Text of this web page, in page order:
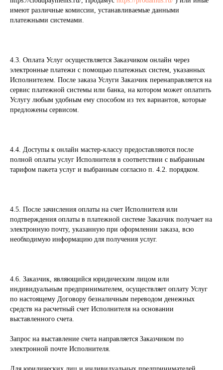
имеют различные комиссии, устанавливаемые данными
платежными системами.
4.3. Оплата Услуг осуществляется Заказчиком онлайн через
электронные платежи с помощью платежных систем, указанных
Исполнителем. После заказа Услуги Заказчик перенаправляется на
сервис платежной системы или банка, на котором может оплатить
Услугу любым удобным ему способом из тех вариантов, которые
предложены сервисом.
4.4. Доступы к онлайн мастер-классу предоставляются после
полной оплаты услуг Исполнителя в соответствии с выбранным
тарифом пакета услуг и выбранным согласно п. 4.2. порядком.
4.5. После зачисления оплаты на счет Исполнителя или
подтверждения оплаты в платежной системе Заказчик получает на
электронную почту, указанную при оформлении заказа, всю
необходимую информацию для получения услуг.
4.6. Заказчик, являющийся юридическим лицом или
индивидуальным предпринимателем, осуществляет оплату Услуг
по настоящему Договору безналичным переводом денежных
средств на расчетный счет Исполнителя на основании
выставленного счета.
Запрос на выставление счета направляется Заказчиком по
электронной почте Исполнителя.